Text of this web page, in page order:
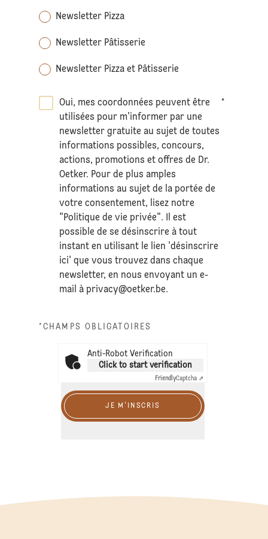
Newsletter Pizza
Newsletter Pâtisserie
Newsletter Pizza et Pâtisserie
Oui, mes coordonnées peuvent être
utilisées pour m'informer par une
newsletter gratuite au sujet de toutes
informations possibles, concours,
actions, promotions et offres de Dr.
Oetker. Pour de plus amples
informations au sujet de la portée de
votre consentement, lisez notre
"Politique de vie privée". Il est
possible de se désinscrire à tout
instant en utilisant le lien 'désinscrire
ici' que vous trouvez dans chaque
newsletter, en nous envoyant un e-
mail àprivacy@oetker.be.
*
*CHAMPS OBLIGATOIRES
Anti-Robot Verification
Click to start verification
FriendlyCaptcha ⇗
JE M'INSCRIS